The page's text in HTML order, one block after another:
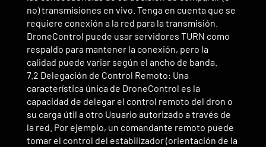
no) transmisiones en vivo. Tenga en cuenta que se
requiere conexión a la red para la transmisión.
DroneControl puede usar servidores TURN como
respaldo para mantener la conexión, pero la
calidad puede variar según el ancho de banda.
7.2 Delegación de Control Remoto: Una
característica única de DroneControl es la
capacidad de delegar el control remoto del dron o
su carga útil a otro Usuario autorizado a través de
la red. Por ejemplo, un comandante remoto puede
tomar el control del estabilizador (orientación de la